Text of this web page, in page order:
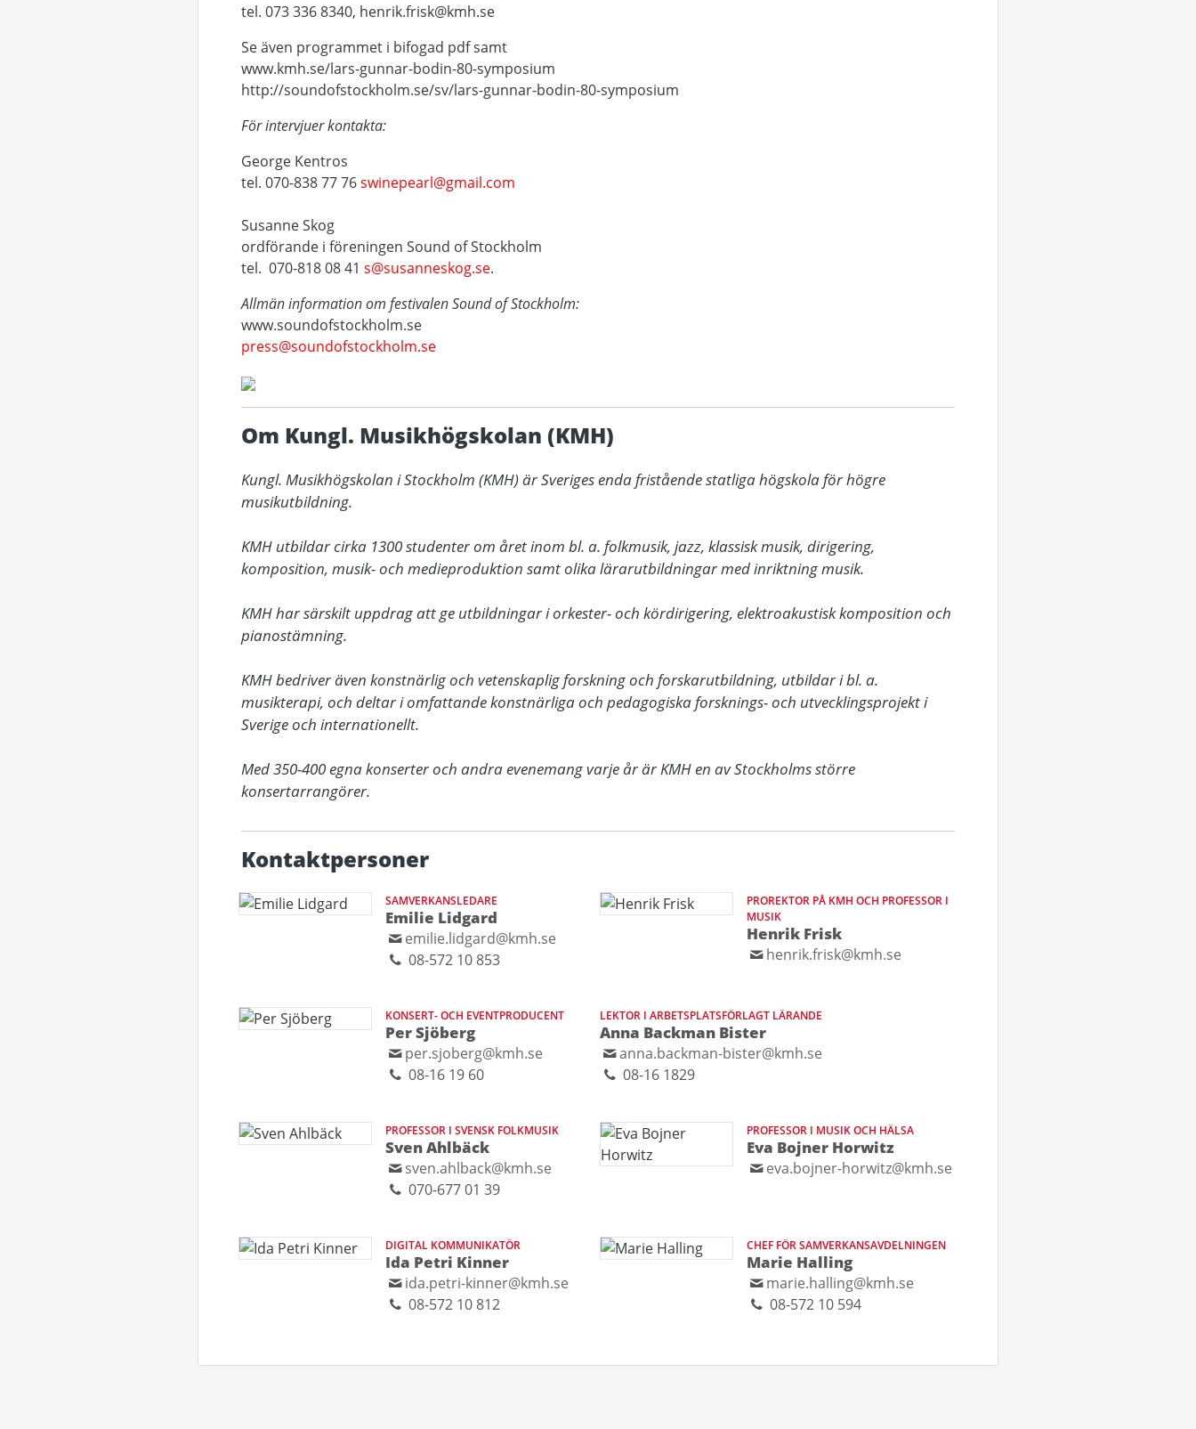
tel. 073 336 8340, henrik.frisk@kmh.se
Se även programmet i bifogad pdf samt
www.kmh.se/lars-gunnar-bodin-80-symposium
http://soundofstockholm.se/sv/lars-gunnar-bodin-80-symposium
För intervjuer kontakta:
George Kentros
tel. 070-838 77 76swinepearl@gmail.com
Susanne Skog
ordförande i föreningen Sound of Stockholm
tel. 070-818 08 41 s@susanneskog.se.
Allmän information om festivalen Sound of Stockholm:
www.soundofstockholm.se
press@soundofstockholm.se
Om Kungl. Musikhögskolan (KMH)
Kungl. Musikhögskolan i Stockholm (KMH) är Sveriges enda fristående statliga högskola för högre
musikutbildning.
KMH utbildar cirka 1300 studenter om året inom bl. a. folkmusik, jazz, klassisk musik, dirigering,
komposition, musik- och medieproduktion samt olika lärarutbildningar med inriktning musik.
KMH har särskilt uppdrag att ge utbildningar i orkester- och kördirigering, elektroakustisk komposition och
pianostämning.
KMH bedriver även konstnärlig och vetenskaplig forskning och forskarutbildning, utbildar i bl. a.
musikterapi, och deltar i omfattande konstnärliga och pedagogiska forsknings- och utvecklingsprojekt i
Sverige och internationellt.
Med 350-400 egna konserter och andra evenemang varje år är KMH en av Stockholms större
konsertarrangörer.
Kontaktpersoner
SAMVERKANSLEDARE
Emilie Lidgard
emilie.lidgard@kmh.se
08-572 10 853
PROREKTOR PÅ KMH OCH PROFESSOR I
MUSIK
Henrik Frisk
henrik.frisk@kmh.se
KONSERT- OCH EVENTPRODUCENT
Per Sjöberg
per.sjoberg@kmh.se
08-16 19 60
LEKTOR I ARBETSPLATSFÖRLAGT LÄRANDE
Anna Backman Bister
anna.backman-bister@kmh.se
08-16 1829
PROFESSOR I SVENSK FOLKMUSIK
Sven Ahlbäck
sven.ahlback@kmh.se
070-677 01 39
PROFESSOR I MUSIK OCH HÄLSA
Eva Bojner Horwitz
eva.bojner-horwitz@kmh.se
DIGITAL KOMMUNIKATÖR
Ida Petri Kinner
ida.petri-kinner@kmh.se
08-572 10 812
CHEF FÖR SAMVERKANSAVDELNINGEN
Marie Halling
marie.halling@kmh.se
08-572 10 594